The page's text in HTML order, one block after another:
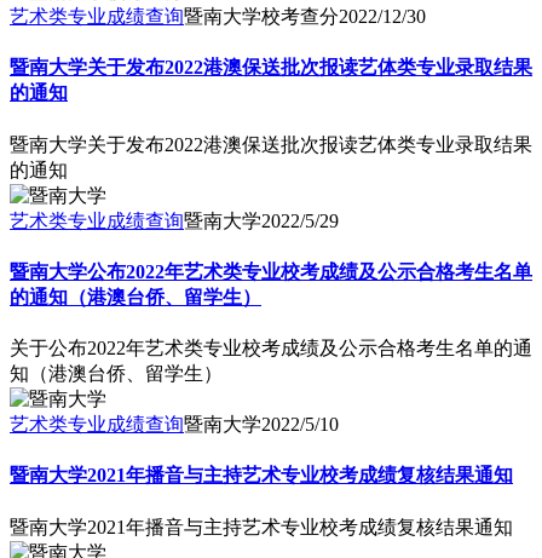
艺术类专业成绩查询暨南大学校考查分2022/12/30
暨南大学关于发布2022港澳保送批次报读艺体类专业录取结果
的通知
暨南大学关于发布2022港澳保送批次报读艺体类专业录取结果
的通知
艺术类专业成绩查询暨南大学2022/5/29
暨南大学公布2022年艺术类专业校考成绩及公示合格考生名单
的通知（港澳台侨、留学生）
关于公布2022年艺术类专业校考成绩及公示合格考生名单的通
知（港澳台侨、留学生）
艺术类专业成绩查询暨南大学2022/5/10
暨南大学2021年播音与主持艺术专业校考成绩复核结果通知
暨南大学2021年播音与主持艺术专业校考成绩复核结果通知